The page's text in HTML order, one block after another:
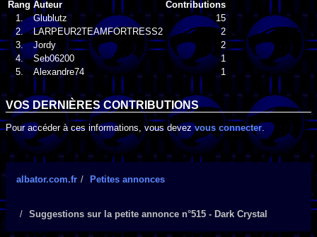
Rang Auteur
Contributions
1.
Glublutz
15
2.
LARPEUR2TEAMFORTRESS2
2
3.
Jordy
2
4.
Seb06200
1
5.
Alexandre74 1
VOS DERNIÈRES CONTRIBUTIONS
Pour accéder à ces informations, vous devezvous connecter
albator.com.fr Petites annonces
Suggestions sur la petite annonce n°515 - Dark Crystal